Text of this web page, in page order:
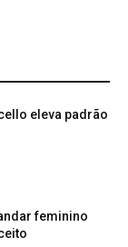
eleva padrão
feminino